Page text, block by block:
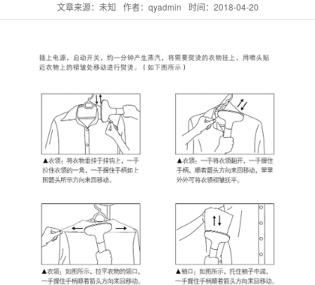
文章来源：未知 作者：qyadmin 时间：2018-04-20